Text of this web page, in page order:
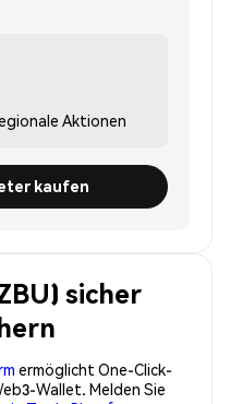
Aktionen
kaufen
sicher
ermöglicht One-Click-
Wallet. Melden Sie